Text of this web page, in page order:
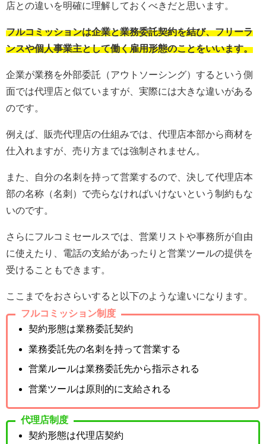
店との違いを明確に理解しておくべきだと思います。
フルコミッションは企業と業務委託契約を結び、フリーラ
ンスや個人事業主として働く雇用形態のことをいいます。
企業が業務を外部委託（アウトソーシング）するという側
面では代理店と似ていますが、実際には大きな違いがある
のです。
例えば、販売代理店の仕組みでは、代理店本部から商材を
仕入れますが、売り方までは強制されません。
また、自分の名刺を持って営業するので、決して代理店本
部の名称（名刺）で売らなければいけないという制約もな
いのです。
さらにフルコミセールスでは、営業リストや事務所が自由
に使えたり、電話の支給があったりと営業ツールの提供を
受けることもできます。
ここまでをおさらいすると以下のような違いになります。
フルコミッション制度
契約形態は業務委託契約
業務委託先の名刺を持って営業する
営業ルールは業務委託先から指示される
営業ツールは原則的に支給される
代理店制度
契約形態は代理店契約